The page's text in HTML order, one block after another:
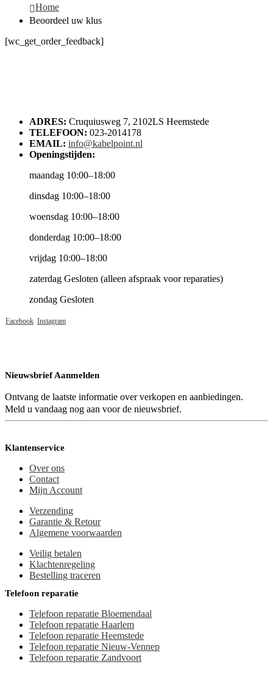
Home
Beoordeel uw klus
[wc_get_order_feedback]
ADRES: Cruquiusweg 7, 2102LS Heemstede
TELEFOON: 023-2014178
EMAIL: info@kabelpoint.nl
Openingstijden:
maandag 10:00–18:00
dinsdag 10:00–18:00
woensdag 10:00–18:00
donderdag 10:00–18:00
vrijdag 10:00–18:00
zaterdag Gesloten (alleen afspraak voor reparaties)
zondag Gesloten
Facebook Instagram
Nieuwsbrief Aanmelden
Ontvang de laatste informatie over verkopen en aanbiedingen.
Meld u vandaag nog aan voor de nieuwsbrief.
Klantenservice
Over ons
Contact
Mijn Account
Verzending
Garantie & Retour
Algemene voorwaarden
Veilig betalen
Klachtenregeling
Bestelling traceren
Telefoon reparatie
Telefoon reparatie Bloemendaal
Telefoon reparatie Haarlem
Telefoon reparatie Heemstede
Telefoon reparatie Nieuw-Vennep
Telefoon reparatie Zandvoort